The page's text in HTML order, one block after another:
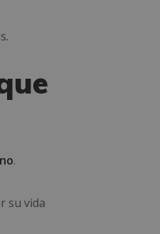
.
su vida